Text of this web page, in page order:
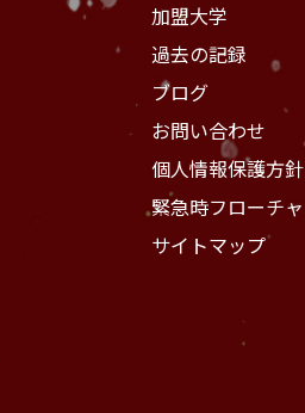
加盟大学
過去の記録
ブログ
お問い合わせ
個人情報保護方針
緊急時フローチ
サイトマップ